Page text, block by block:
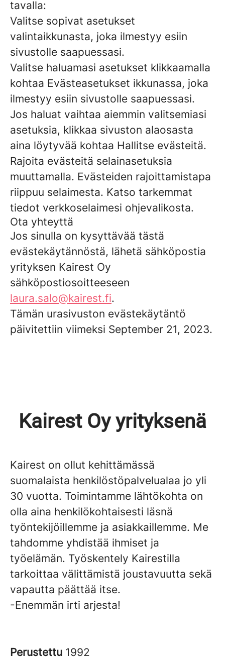
tavalla:
Valitse sopivat asetukset
valintaikkunasta, joka ilmestyy esiin
sivustolle saapuessasi.
Valitse haluamasi asetukset klikkaamalla
kohtaa Evästeasetukset ikkunassa, joka
ilmestyy esiin sivustolle saapuessasi.
Jos haluat vaihtaa aiemmin valitsemiasi
asetuksia, klikkaa sivuston alaosasta
aina löytyvää kohtaa Hallitse evästeitä.
Rajoita evästeitä selainasetuksia
muuttamalla. Evästeiden rajoittamistapa
riippuu selaimesta. Katso tarkemmat
tiedot verkkoselaimesi ohjevalikosta.
Ota yhteyttä
Jos sinulla on kysyttävää tästä
evästekäytännöstä, lähetä sähköpostia
yrityksen Kairest Oy
sähköpostiosoitteeseen
laura.salo@kairest.fi.
Tämän urasivuston evästekäytäntö
päivitettiin viimeksi September 21, 2023.
Kairest Oy yrityksenä
Kairest on ollut kehittämässä
suomalaista henkilöstöpalvelualaa jo yli
30 vuotta. Toimintamme lähtökohta on
olla aina henkilökohtaisesti läsnä
työntekijöillemme ja asiakkaillemme. Me
tahdomme yhdistää ihmiset ja
työelämän. Työskentely Kairestilla
tarkoittaa välittämistä joustavuutta sekä
vapautta päättää itse.
-Enemmän irti arjesta!
Perustettu 1992